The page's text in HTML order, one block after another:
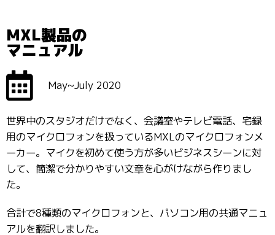
MXL製品の
マニュアル
May~July 2020
世界中のスタジオだけでなく、会議室やテレビ電話、宅録
用のマイクロフォンを扱っているMXLのマイクロフォンメ
ーカー。マイクを初めて使う方が多いビジネスシーンに対
して、簡潔で分かりやすい文章を心がけながら作りまし
た。
合計で8種類のマイクロフォンと、パソコン用の共通マニュ
アルを翻訳しました。